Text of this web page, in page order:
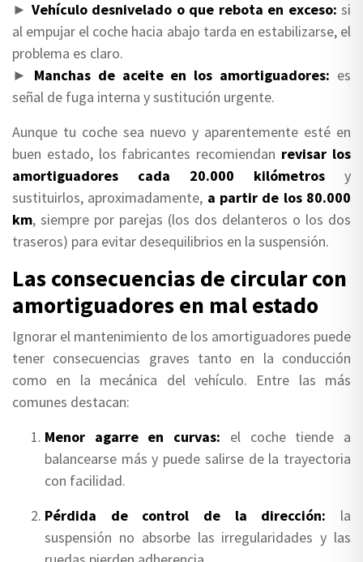
► Vehículo desnivelado o que rebota en exceso: si
al empujar el coche hacia abajo tarda en estabilizarse, el
problema es claro.
► Manchas de aceite en los amortiguadores: es
señal de fuga interna y sustitución urgente.
Aunque tu coche sea nuevo y aparentemente esté en
buen estado, los fabricantes recomiendan revisar los
amortiguadores cada 20.000 kilómetros y
sustituirlos, aproximadamente, a partir de los 80.000
km, siempre por parejas (los dos delanteros o los dos
traseros) para evitar desequilibrios en la suspensión.
Las consecuencias de circular con
amortiguadores en mal estado
Ignorar el mantenimiento de los amortiguadores puede
tener consecuencias graves tanto en la conducción
como en la mecánica del vehículo. Entre las más
comunes destacan:
Menor agarre en curvas: el coche tiende a
balancearse más y puede salirse de la trayectoria
con facilidad.
Pérdida de control de la dirección: la
suspensión no absorbe las irregularidades y las